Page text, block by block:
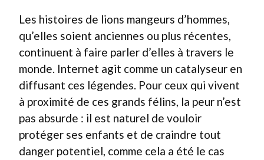
Les histoires de lions mangeurs d’hommes,
qu’elles soient anciennes ou plus récentes,
continuent à faire parler d’elles à travers le
monde. Internet agit comme un catalyseur en
diffusant ces légendes. Pour ceux qui vivent
à proximité de ces grands félins, la peur n’est
pas absurde : il est naturel de vouloir
protéger ses enfants et de craindre tout
danger potentiel, comme cela a été le cas